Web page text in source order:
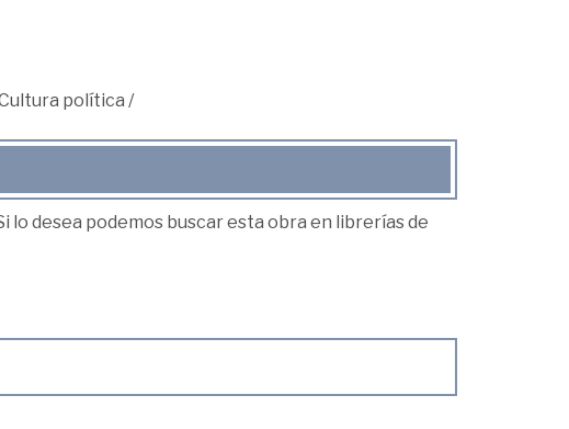
política /
lo desea podemos buscar esta obra en librerías de